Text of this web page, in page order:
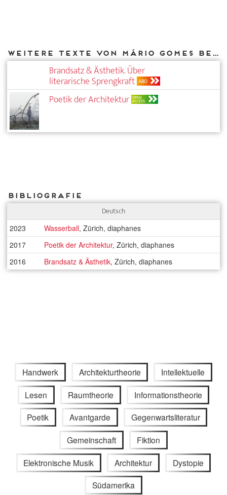
Weitere Texte von Mário Gomes bei DIAPHANES
Brandsatz & Ästhetik. Über
literarische Sprengkraft ABO
Poetik der Architektur OPEN
ACCESS
Bibliografie
Deutsch
2023 Wasserball, Zürich, diaphanes
2017
Poetik der Architektur, Zürich, diaphanes
2016
Brandsatz & Ästhetik, Zürich, diaphanes
Handwerk Architekturtheorie Intellektuelle
Lesen Raumtheorie Informationstheorie
Poetik Avantgarde Gegenwartsliteratur
Gemeinschaft Fiktion
Elektronische Musik Architektur Dystopie
Südamerika